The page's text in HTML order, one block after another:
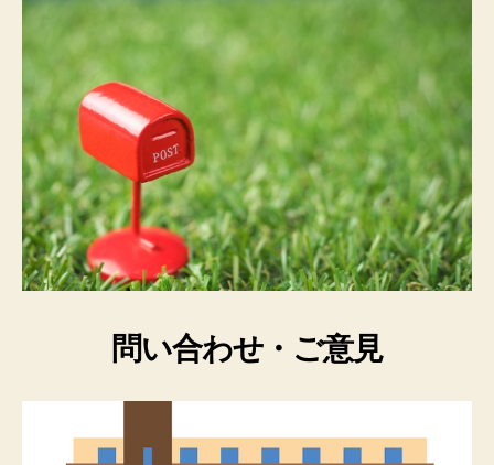
問い合わせ・ご意見